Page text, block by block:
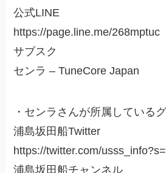
公式LINE
https://page.line.me/268mptuc
サブスク
センラ – TuneCore Japan
・センラさんが所属している
浦島坂田船Twitter
https://twitter.com/
浦島坂田船チャンネル